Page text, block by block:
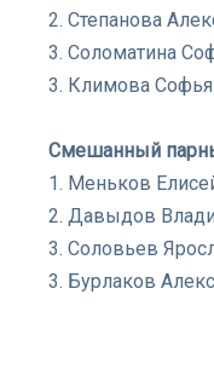
2. Степанова
3. Соломатина
3. Климова
Смешанный
1. Меньков
2. Давыдов
3. Соловьев
3. Бурлаков